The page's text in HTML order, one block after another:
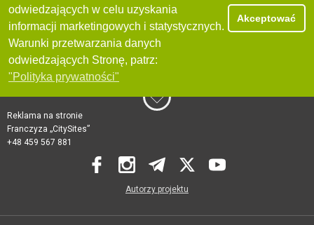
odwiedzających w celu uzyskania
informacji marketingowych i statystycznych.
Warunki przetwarzania danych
odwiedzających Stronę, patrz:
"Polityka prywatności"
Akceptować
Reklama na stronie
Franczyza „CitySites”
+48 459 567 881
Autorzy projektu